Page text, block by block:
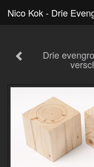
Drie